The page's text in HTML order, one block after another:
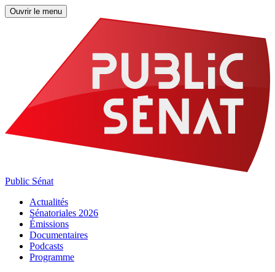
Ouvrir le menu
Public Sénat
Actualités
Sénatoriales 2026
Émissions
Documentaires
Podcasts
Programme